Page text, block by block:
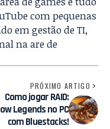
com pequenas
em gestão de TI,
na are de
PRÓXIMO ARTIGO
Como jogar RAID:
Legends no PC
com Bluestacks!